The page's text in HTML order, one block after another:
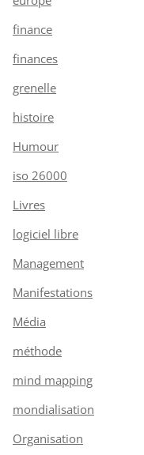
finance
finances
grenelle
histoire
Humour
iso 26000
Livres
logiciel libre
Management
Manifestations
Média
méthode
mind mapping
mondialisation
Organisation